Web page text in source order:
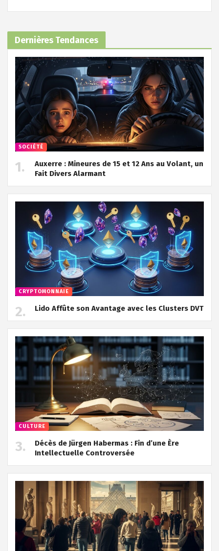
Dernières Tendances
SOCIÉTÉ
Auxerre : Mineures de 15 et 12 Ans au Volant, un
Fait Divers Alarmant
CRYPTOMONNAIE
Lido Affûte son Avantage avec les Clusters DVT
CULTURE
Décès de Jürgen Habermas : Fin d’une Ère
Intellectuelle Controversée